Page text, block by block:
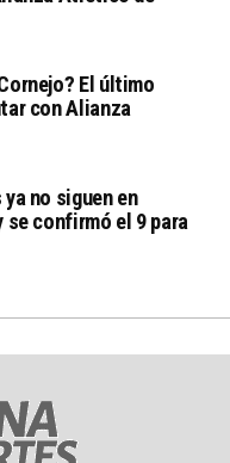
El último
con Alianza
no siguen en
confirmó el 9 para